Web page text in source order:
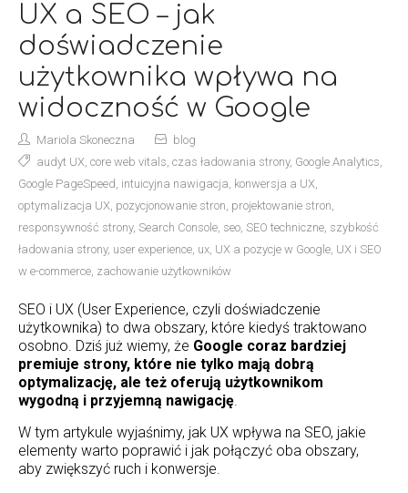
UX a SEO – jak
doświadczenie
użytkownika wpływa na
widoczność w Google
Mariola Skoneczna
blog
audyt UX, core web vitals, czas ładowania strony, Google Analytics,
Google PageSpeed, intuicyjna nawigacja, konwersja a UX,
optymalizacja UX, pozycjonowanie stron, projektowanie stron,
responsywność strony, Search Console, seo, SEO techniczne, szybkość
ładowania strony, user experience, ux, UX a pozycje w Google, UX i SEO
w e-commerce, zachowanie użytkowników
SEO i UX (User Experience, czyli doświadczenie
użytkownika) to dwa obszary, które kiedyś traktowano
osobno. Dziś już wiemy, że Google coraz bardziej
premiuje strony, które nie tylko mają dobrą
optymalizację, ale też oferują użytkownikom
wygodną i przyjemną nawigację.
W tym artykule wyjaśnimy, jak UX wpływa na SEO, jakie
elementy warto poprawić i jak połączyć oba obszary,
aby zwiększyć ruch i konwersje.